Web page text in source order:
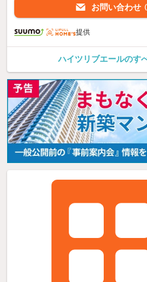
お問い合わせ
提供
ハイツリブエールのす